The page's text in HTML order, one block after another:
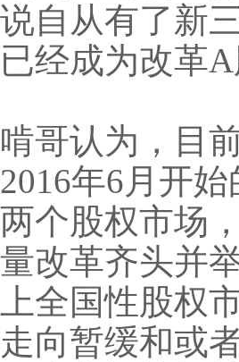
说自从有了新
已经成为改革
啃哥认为，目
2016年6月开
两个股权市场
量改革齐头并
上全国性股权
走向暂缓和或